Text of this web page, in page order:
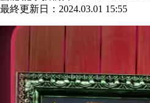
最終更新日：2024.03.01 15:55